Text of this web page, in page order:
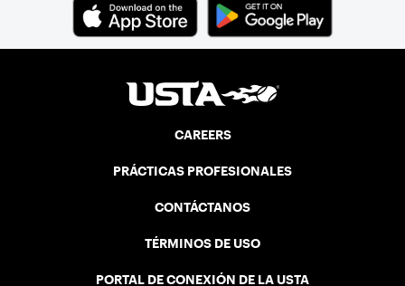
CAREERS
PRÁCTICAS PROFESIONALES
CONTÁCTANOS
TÉRMINOS DE USO
PORTAL DE CONEXIÓN DE LA USTA